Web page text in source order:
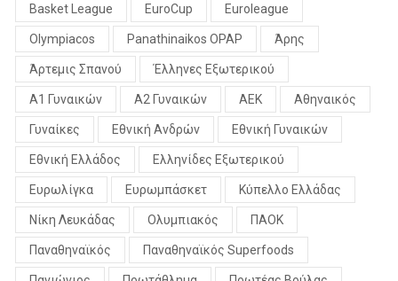
Basket League EuroCup Euroleague
Olympiacos Panathinaikos OPAP Άρης
Άρτεμις Σπανού Έλληνες Εξωτερικού
Α1 Γυναικών Α2 Γυναικών ΑΕΚ Αθηναικός
Γυναίκες Εθνική Ανδρών Εθνική Γυναικών
Εθνική Ελλάδος Ελληνίδες Εξωτερικού
Ευρωλίγκα Ευρωμπάσκετ Κύπελλο Ελλάδας
Νίκη Λευκάδας Ολυμπιακός ΠΑΟΚ
Παναθηναϊκός Παναθηναϊκός Superfoods